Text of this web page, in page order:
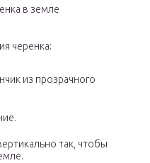
в земле
черенка:
из прозрачного
так, чтобы